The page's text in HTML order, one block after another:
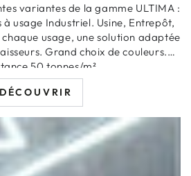
variantes de la gamme ULTIMA :
à usage Industriel. Usine, Entrepôt,
usage, une solution adaptée
Grand choix de couleurs.
50 tonnes/m²
DÉCOUVRIR